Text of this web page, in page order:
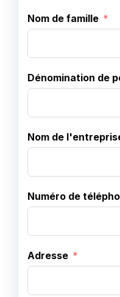
Nom de famille
Dénomination de
Nom de
Numéro de
Adresse